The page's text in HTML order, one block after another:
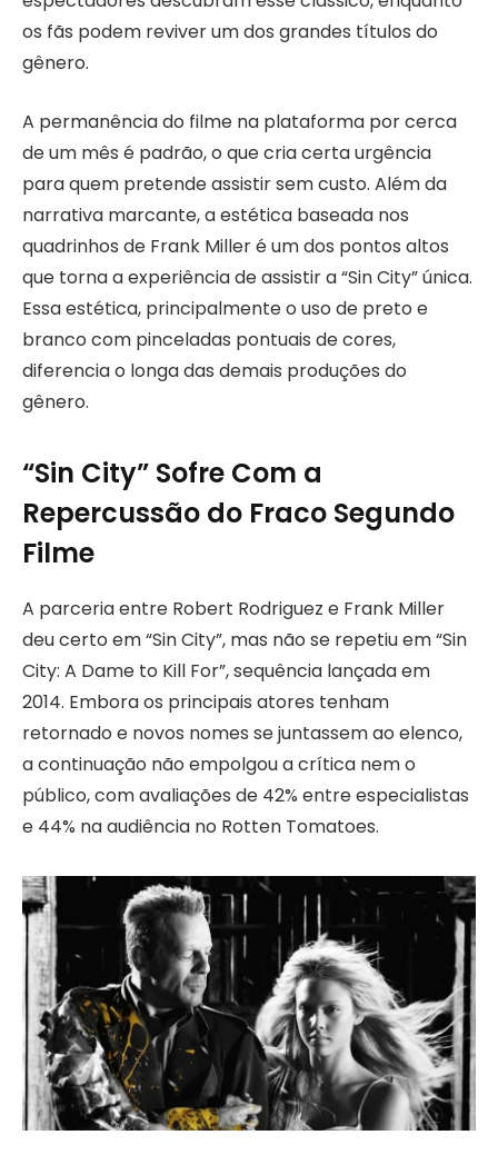
os fãs podem reviver um dos grandes títulos do
gênero.
A permanência do filme na plataforma por cerca
de um mês é padrão, o que cria certa urgência
para quem pretende assistir sem custo. Além da
narrativa marcante, a estética baseada nos
quadrinhos de Frank Miller é um dos pontos altos
que torna a experiência de assistir a “Sin City” única.
Essa estética, principalmente o uso de preto e
branco com pinceladas pontuais de cores,
diferencia o longa das demais produções do
gênero.
“Sin City” Sofre Com a
Repercussão do Fraco Segundo
Filme
A parceria entre Robert Rodriguez e Frank Miller
deu certo em “Sin City”, mas não se repetiu em “Sin
City: A Dame to Kill For”, sequência lançada em
2014. Embora os principais atores tenham
retornado e novos nomes se juntassem ao elenco,
a continuação não empolgou a crítica nem o
público, com avaliações de 42% entre especialistas
e 44% na audiência no Rotten Tomatoes.